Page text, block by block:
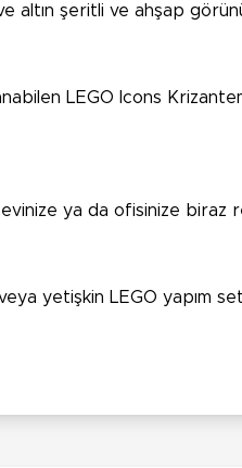
altın şeritli ve ahşap
LEGO Icons
ya da ofisinize biraz
yetişkin LEGO yapım